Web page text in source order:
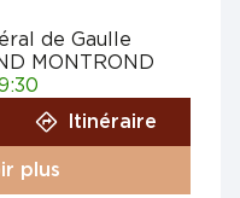
de Gaulle
MONTROND
Itinéraire
plus